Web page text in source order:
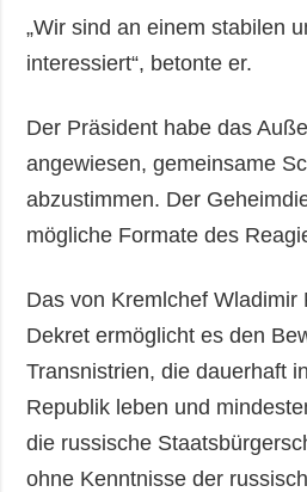
„Wir sind an einem stabilen
interessiert“, betonte er.
Der Präsident habe das
angewiesen, gemeinsame
abzustimmen. Der
mögliche Formate des
Das von Kremlchef Wladimir
Dekret ermöglicht es den
Transnistrien, die dauerhaft
Republik leben und
die russische
ohne Kenntnisse der